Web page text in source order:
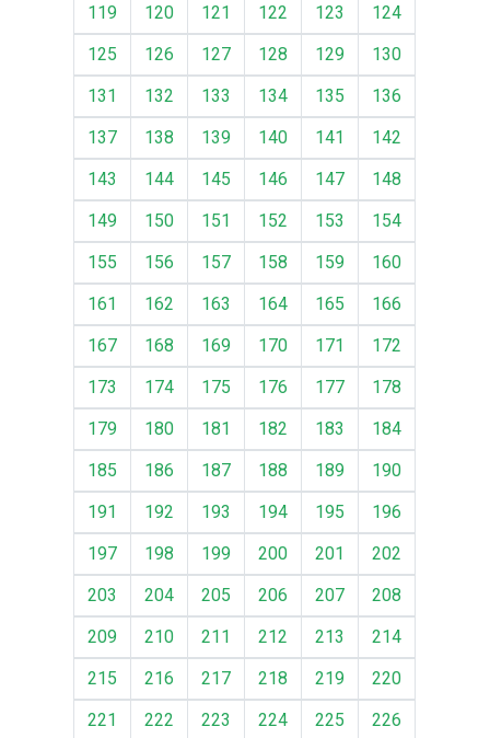
119
120 121 122 123
124
125
126 127 128 129
130
131
132 133 134 135
136
137
138 139 140 141
142
143
144 145 146 147
148
149
150 151 152 153
154
155
156 157 158 159
160
161
162 163 164 165
166
167
168 169 170 171
172
173
174 175 176 177
178
179
180 181 182 183
184
185
186 187 188 189
190
191
192 193 194 195
196
197
198 199 200 201
202
203
204 205 206 207
208
209
210 211 212 213
214
215
216 217 218 219
220
221
222 223 224 225
226